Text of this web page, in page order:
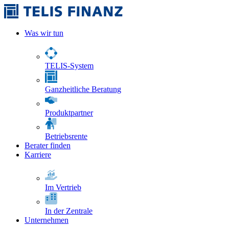
Was wir tun
TELIS-System
Ganzheitliche Beratung
Produktpartner
Betriebsrente
Berater finden
Karriere
Im Vertrieb
In der Zentrale
Unternehmen